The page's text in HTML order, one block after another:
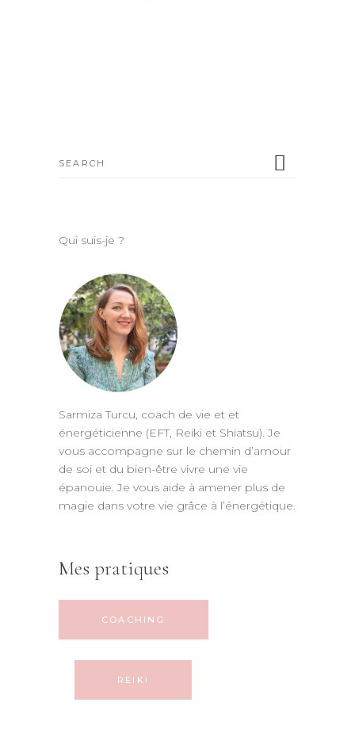
Search
Qui suis-je ?
Sarmiza Turcu, coach de vie et et
énergéticienne (EFT, Reiki et Shiatsu). Je
vous accompagne sur le chemin d’amour
de soi et du bien-être vivre une vie
épanouie. Je vous aide à amener plus de
magie dans votre vie grâce à l’énergétique.
Mes pratiques
COACHING
REIKI